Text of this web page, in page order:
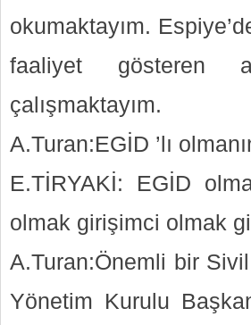
okumaktayım.
faaliyet gösteren
çalışmaktayım.
A.Turan:EGİD ’lı
E.TİRYAKİ: EGİD
olmak girişimci olmak
A.Turan:Önemli bir
Yönetim Kurulu